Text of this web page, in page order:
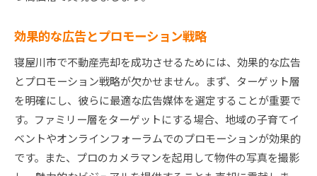
効果的な広告とプロモーション戦略
寝屋川市で不動産売却を成功させるためには、効果的な広告
とプロモーション戦略が欠かせません。まず、ターゲット層
を明確にし、彼らに最適な広告媒体を選定することが重要で
す。ファミリー層をターゲットにする場合、地域の子育てイ
ベントやオンラインフォーラムでのプロモーションが効果的
です。また、プロのカメラマンを起用して物件の写真を撮影